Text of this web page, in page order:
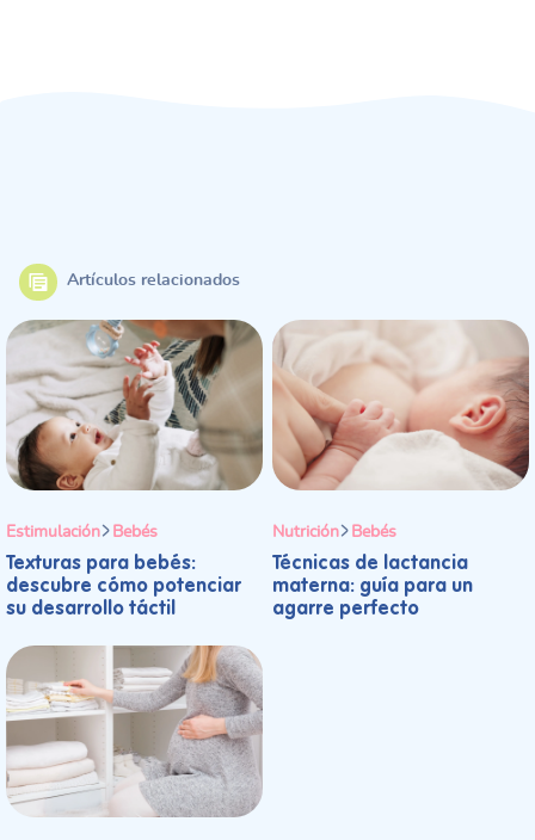
Artículos relacionados
Estimulación Bebés
Texturas para bebés:
descubre cómo potenciar
su desarrollo táctil
Nutrición Bebés
Técnicas de lactancia
materna: guía para un
agarre perfecto